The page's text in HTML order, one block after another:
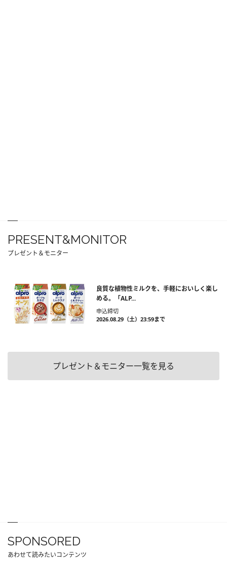
PRESENT&MONITOR
プレゼント＆モニター
良質な植物性ミルクを、手軽においしく楽し
める。「ALP...
申込締切
2026.08.29（土）23:59まで
プレゼント＆モニター一覧を見る
SPONSORED
あわせて読みたいコンテンツ